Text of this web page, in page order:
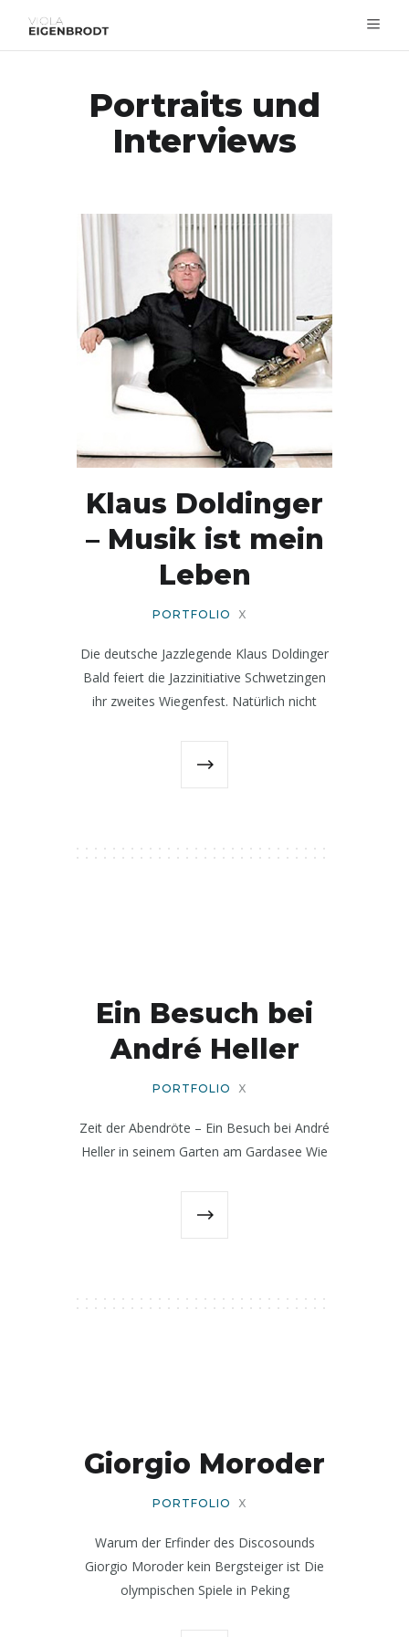
Portraits und
Interviews
Klaus Doldinger
– Musik ist mein
Leben
PORTFOLIO X
Die deutsche Jazzlegende Klaus Doldinger
Bald feiert die Jazzinitiative Schwetzingen
ihr zweites Wiegenfest. Natürlich nicht
Ein Besuch bei
André Heller
PORTFOLIO X
Zeit der Abendröte – Ein Besuch bei André
Heller in seinem Garten am Gardasee Wie
Giorgio Moroder
PORTFOLIO X
Warum der Erfinder des Discosounds
Giorgio Moroder kein Bergsteiger ist Die
olympischen Spiele in Peking